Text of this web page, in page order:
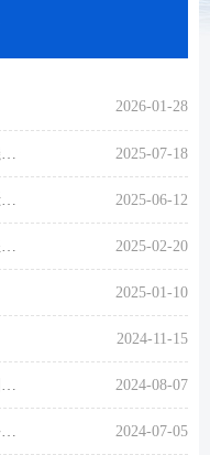
2026-01-28
群众反映盖州市杨运镇联通公司联通线杆相关问题 2025-07-18
群众建议鲅鱼圈区熊岳镇红旗大集附近井盖相关的问题 2025-06-12
群众反映站前区清花大街与市府路井盖相关的事宜 2025-02-20
2025-01-10
2024-11-15
关于群众反映盖州市东升路道路积水相关的问题 2024-08-07
关于群众反映老边东城天下小区西门外井盖相关事宜 2024-07-05